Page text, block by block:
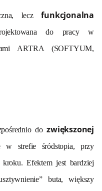
leczfunkcjonalna
do pracy w
ARTRA (SOFTYUM,
dozwiększonej
w strefie śródstopia, przy
Efektem jest bardziej
”buta, większy